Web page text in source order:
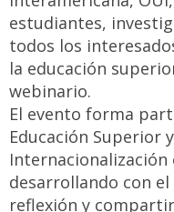
estudiantes,
todos los
la educación
webinario.
El evento forma
Educación Superior
Internacionalización
desarrollando con
reflexión y